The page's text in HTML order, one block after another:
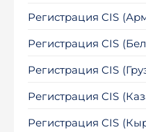
Регистрация CIS
Регистрация CIS
Регистрация CIS
Регистрация CIS
Регистрация CIS